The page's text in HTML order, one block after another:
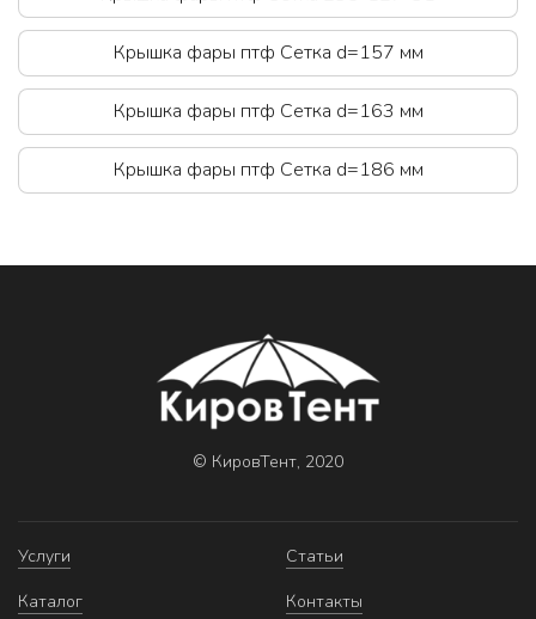
Крышка фары птф Сетка d=157 мм
Крышка фары птф Сетка d=163 мм
Крышка фары птф Сетка d=186 мм
© КировТент, 2020
Услуги
Каталог
Статьи
Контакты